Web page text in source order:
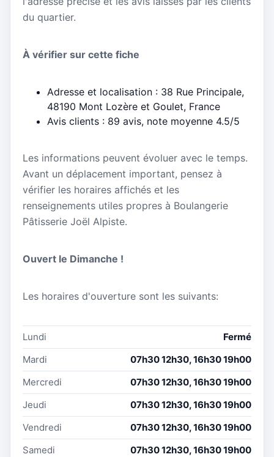
du quartier.
À vérifier sur cette fiche
Adresse et localisation : 38 Rue Principale,
48190 Mont Lozère et Goulet, France
Avis clients : 89 avis, note moyenne 4.5/5
Les informations peuvent évoluer avec le temps.
Avant un déplacement important, pensez à
vérifier les horaires affichés et les
renseignements utiles propres à Boulangerie
Pâtisserie Joël Alpiste.
Ouvert le Dimanche !
Les horaires d'ouverture sont les suivants:
Lundi
Fermé
Mardi
07h30 12h30, 16h30 19h00
Mercredi
07h30 12h30, 16h30 19h00
Jeudi
07h30 12h30, 16h30 19h00
Vendredi
07h30 12h30, 16h30 19h00
Samedi
07h30 12h30, 16h30 19h00